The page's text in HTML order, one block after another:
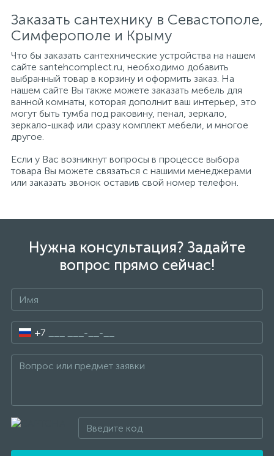
Заказать сантехнику в Севастополе,
Симферополе и Крыму
Что бы заказать сантехнические устройства на нашем
сайте santehcomplect.ru, необходимо добавить
выбранный товар в корзину и оформить заказ. На
нашем сайте Вы также можете заказать мебель для
ванной комнаты, которая дополнит ваш интерьер, это
могут быть тумба под раковину, пенал, зеркало,
зеркало-шкаф или сразу комплект мебели, и многое
другое.
Если у Вас возникнут вопросы в процессе выбора
товара Вы можете связаться с нашими менеджерами
или заказать звонок оставив свой номер телефон.
Нужна консультация? Задайте
вопрос прямо сейчас!
+7